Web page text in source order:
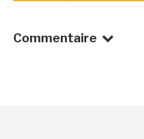
Commentaire